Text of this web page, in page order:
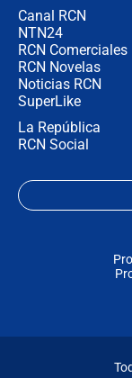
Canal RCN
NTN24
RCN Comerciales
RCN Novelas
Noticias RCN
SuperLike
La República
RCN Social